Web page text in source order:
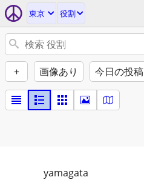
東京 役割
+ 画像あり 今日の投稿
yamagata